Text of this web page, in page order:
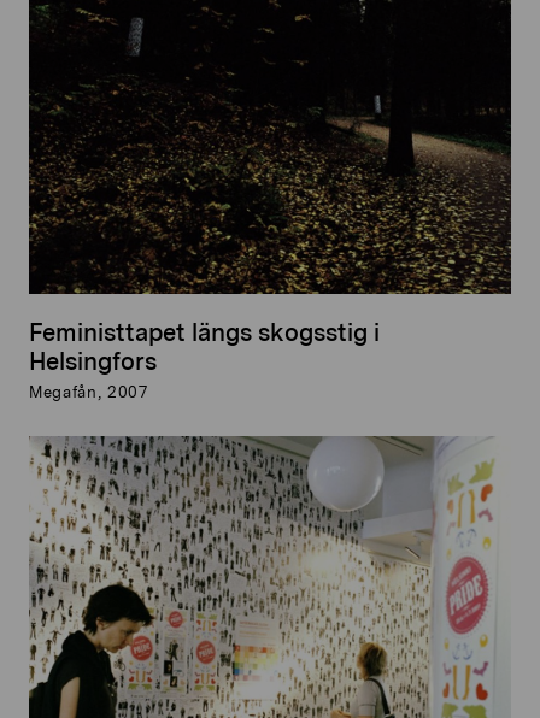
Feministtapet längs skogsstig i
Helsingfors
Megafån, 2007